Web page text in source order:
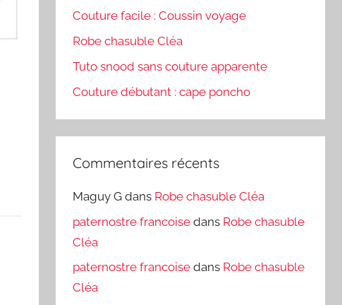
Couture facile : Coussin voyage
Robe chasuble Cléa
Tuto snood sans couture apparente
Couture débutant : cape poncho
Commentaires récents
Maguy G dans Robe chasuble Cléa
paternostre francoise dans Robe chasuble
Cléa
paternostre francoise dans Robe chasuble
Cléa